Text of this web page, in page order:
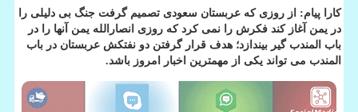
كارا پیام: از روزی كه عربستان سعودی تصمیم گرفت جنگ بی دلیلی را
در یمن آغاز كند فكرش را نمی كرد كه روزی انصارالله یمن آنها را در
باب المندب گیر بیندازد؛ هدف قرار گرفتن دو نفتكش عربستان در باب
المندب می تواند یكی از مهمترین اخبار امروز باشد.